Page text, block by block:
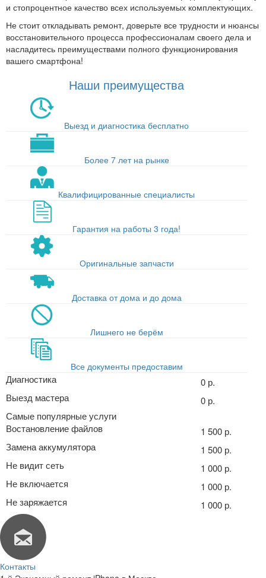
и стопроцентное качество всех используемых комплектующих.
Не стоит откладывать ремонт, доверьте все трудности и нюансы
восстановительного процесса профессионалам своего дела и
насладитесь преимуществами полного функционирования
вашего смартфона!
Наши преимущества
Выезд и диагностика бесплатно
Более 7 лет на рынке
Квалифицированные специалисты
Гарантия на работы 3 года!
Оригинальные запчасти
Доставка от дома и до дома
Лишнего не берём
Все документы предоставим
Диагностика
0 р.
Выезд мастера
0 р.
Самые популярные услуги
Востановление файлов
1 500 р.
Замена аккумулятора
1 500 р.
Не видит сеть
1 000 р.
Не включается
1 000 р.
Не заряжается
1 000 р.
Контакты